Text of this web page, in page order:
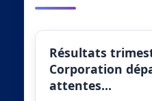
Résultats
Corporation
attentes…